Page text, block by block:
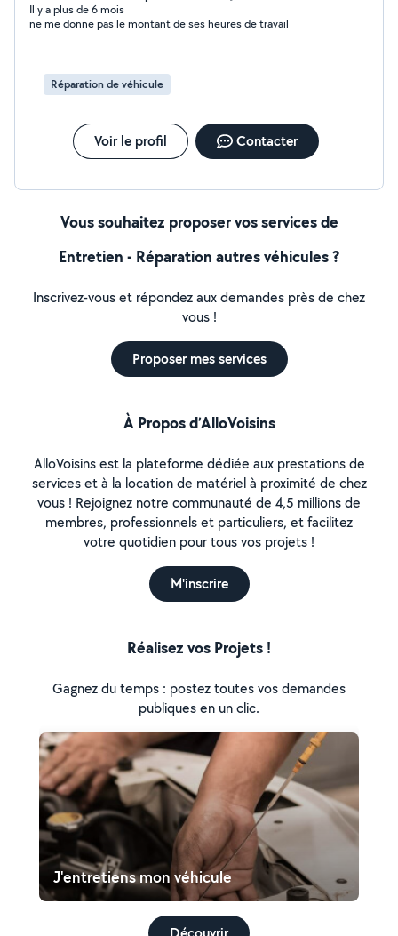
Il y a plus de 6 mois
ne me donne pas le montant de ses heures de travail
Réparation de véhicule
Voir le profil Contacter
Vous souhaitez proposer vos services de
Entretien - Réparation autres véhicules ?
Inscrivez-vous et répondez aux demandes près de chez
vous !
Proposer mes services
À Propos d’AlloVoisins
AlloVoisins est la plateforme dédiée aux prestations de
services et à la location de matériel à proximité de chez
vous ! Rejoignez notre communauté de 4,5 millions de
membres, professionnels et particuliers, et facilitez
votre quotidien pour tous vos projets !
M'inscrire
Réalisez vos Projets !
Gagnez du temps : postez toutes vos demandes
publiques en un clic.
J'entretiens mon véhicule